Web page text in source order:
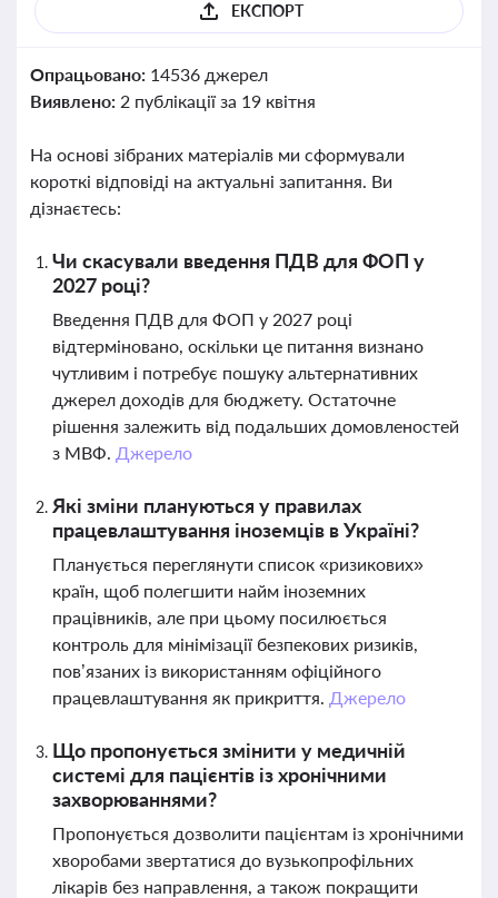
ЕКСПОРТ
Опрацьовано: 14536 джерел
Виявлено: 2 публікації за 19 квітня
На основі зібраних матеріалів ми сформували
короткі відповіді на актуальні запитання. Ви
дізнаєтесь:
Чи скасували введення ПДВ для ФОП у
2027 році?
Введення ПДВ для ФОП у 2027 році
відтерміновано, оскільки це питання визнано
чутливим і потребує пошуку альтернативних
джерел доходів для бюджету. Остаточне
рішення залежить від подальших домовленостей
з МВФ. Джерело
Які зміни плануються у правилах
працевлаштування іноземців в Україні?
Планується переглянути список «ризикових»
країн, щоб полегшити найм іноземних
працівників, але при цьому посилюється
контроль для мінімізації безпекових ризиків,
пов’язаних із використанням офіційного
працевлаштування як прикриття. Джерело
Що пропонується змінити у медичній
системі для пацієнтів із хронічними
захворюваннями?
Пропонується дозволити пацієнтам із хронічними
хворобами звертатися до вузькопрофільних
лікарів без направлення, а також покращити